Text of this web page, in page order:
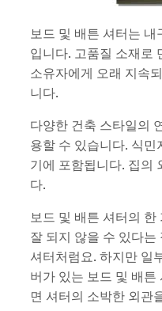
보드 및 배튼 셔터는
입니다. 고품질 소재로
소유자에게 오래 지속
니다.
다양한 건축 스타일의
용할 수 있습니다. 식민
기에 포함됩니다. 집의
다.
보드 및 배튼 셔터의
잘 되지 않을 수 있다
셔터처럼요. 하지만 일
버가 있는 보드 및 배
면 셔터의 소박한 외관